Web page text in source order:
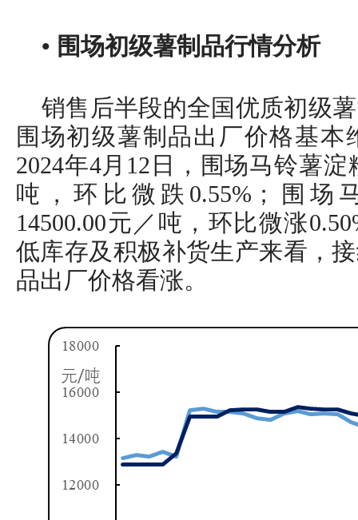
• 围场初级薯制品行情分析
销售后半段的全国优质初级
围场初级薯制品出厂价格基本
2024年4月12日，围场马铃薯
吨，环比微跌0.55%；围场
14500.00元／吨，环比微涨
低库存及积极补货生产来看，
品出厂价格看涨。